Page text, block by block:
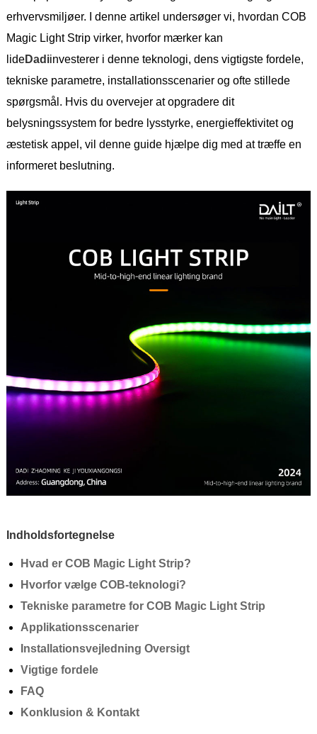
erhvervsmiljøer. I denne artikel undersøger vi, hvordan COB
Magic Light Strip virker, hvorfor mærker kan
lideDadiinvesterer i denne teknologi, dens vigtigste fordele,
tekniske parametre, installationsscenarier og ofte stillede
spørgsmål. Hvis du overvejer at opgradere dit
belysningssystem for bedre lysstyrke, energieffektivitet og
æstetisk appel, vil denne guide hjælpe dig med at træffe en
informeret beslutning.
Indholdsfortegnelse
Hvad er COB Magic Light Strip?
Hvorfor vælge COB-teknologi?
Tekniske parametre for COB Magic Light Strip
Applikationsscenarier
Installationsvejledning Oversigt
Vigtige fordele
FAQ
Konklusion & Kontakt